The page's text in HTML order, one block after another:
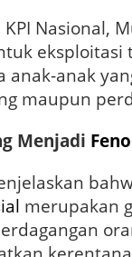
Nasional,
anak-anak
maupun
Menjadi
merupakan